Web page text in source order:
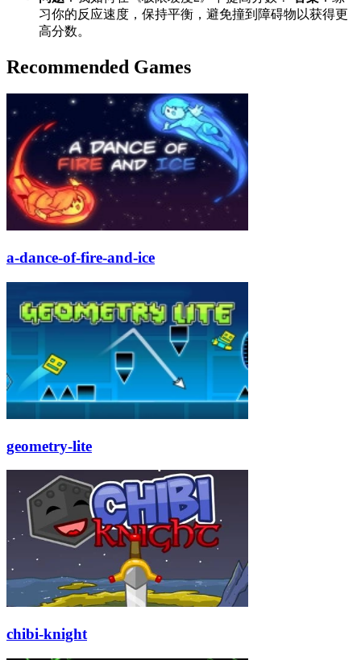
习你的反应速度，保持平衡，避免撞到障碍物以获得更
高分数。
Recommended Games
a-dance-of-fire-and-ice
geometry-lite
chibi-knight